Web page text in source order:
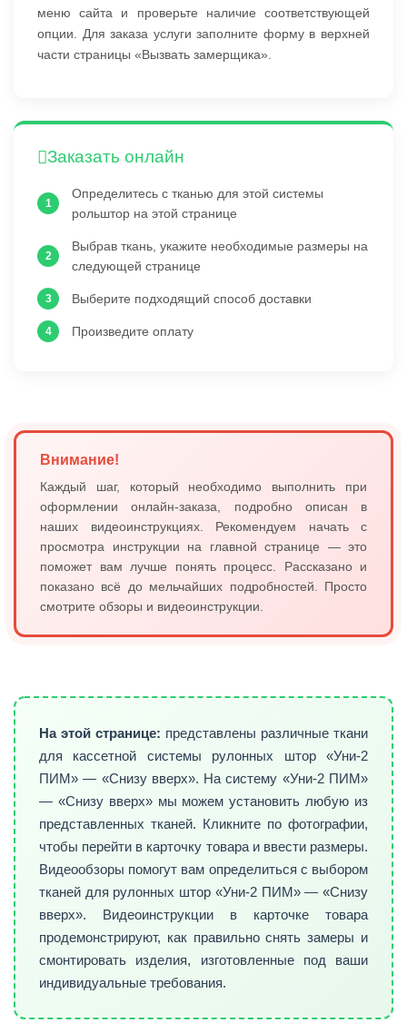
меню сайта и проверьте наличие соответствующей
опции. Для заказа услуги заполните форму в верхней
части страницы «Вызвать замерщика».
Заказать онлайн
Определитесь с тканью для этой системы
рольштор на этой странице
Выбрав ткань, укажите необходимые размеры на
следующей странице
Выберите подходящий способ доставки
Произведите оплату
Внимание!
Каждый шаг, который необходимо выполнить при
оформлении онлайн-заказа, подробно описан в
наших видеоинструкциях. Рекомендуем начать с
просмотра инструкции на главной странице — это
поможет вам лучше понять процесс. Рассказано и
показано всё до мельчайших подробностей. Просто
смотрите обзоры и видеоинструкции.
На этой странице: представлены различные ткани
для кассетной системы рулонных штор «Уни-2
ПИМ» — «Снизу вверх». На систему «Уни-2 ПИМ»
— «Снизу вверх» мы можем установить любую из
представленных тканей. Кликните по фотографии,
чтобы перейти в карточку товара и ввести размеры.
Видеообзоры помогут вам определиться с выбором
тканей для рулонных штор «Уни-2 ПИМ» — «Снизу
вверх». Видеоинструкции в карточке товара
продемонстрируют, как правильно снять замеры и
смонтировать изделия, изготовленные под ваши
индивидуальные требования.